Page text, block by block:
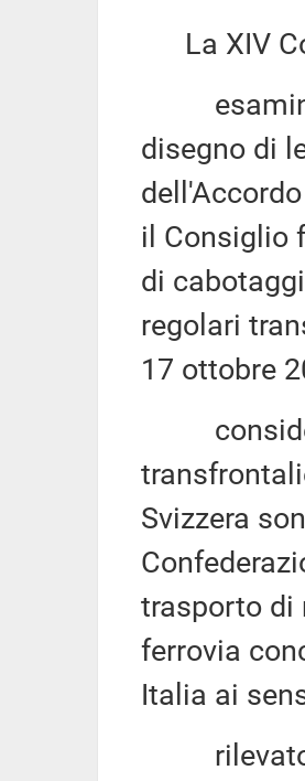
La XIV
disegno di
il Consiglio
di
regolari
17 ottobre
Svizzera
trasporto di
ferrovia
Italia ai
rilevato